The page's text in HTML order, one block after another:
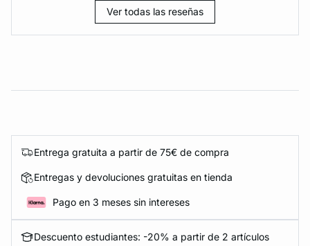
Ver todas las reseñas
Entrega gratuita a partir de 75€ de compra
Entregas y devoluciones gratuitas en tienda
Pago en 3 meses sin intereses
Descuento estudiantes: -20% a partir de 2 artículos